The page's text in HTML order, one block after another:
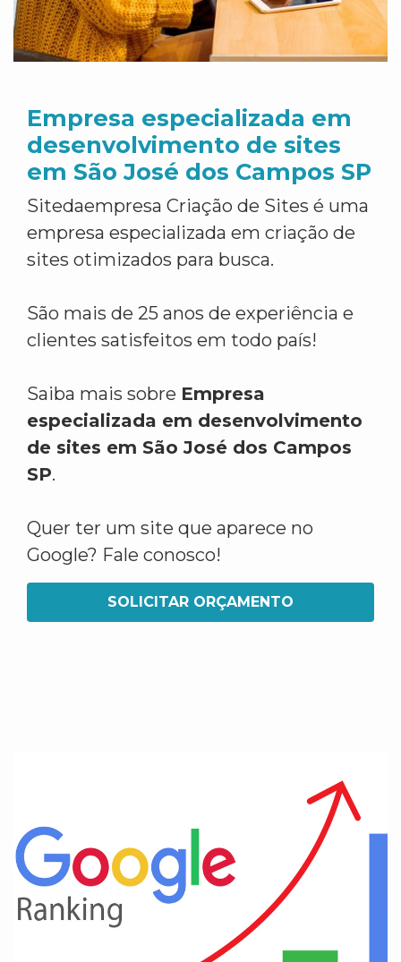
Empresa especializada em
desenvolvimento de sites
em São José dos Campos SP
Sitedaempresa Criação de Sites é uma
empresa especializada em criação de
sites otimizados para busca.
São mais de 25 anos de experiência e
clientes satisfeitos em todo país!
Saiba mais sobre Empresa
especializada em desenvolvimento
de sites em São José dos Campos
SP.
Quer ter um site que aparece no
Google? Fale conosco!
SOLICITAR ORÇAMENTO